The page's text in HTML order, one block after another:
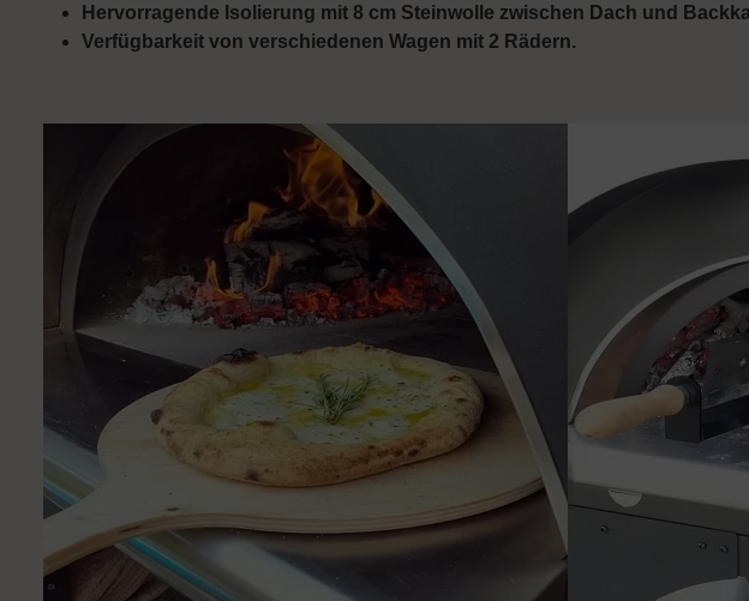
Hervorragende Isolierung mit 8 cm Steinwolle zwischen Dach und
Verfügbarkeit von verschiedenen Wagen mit 2 Rädern.